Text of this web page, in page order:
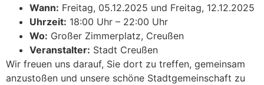
Wann: Freitag, 05.12.2025 und Freitag, 12.12.2025
Uhrzeit: 18:00 Uhr – 22:00 Uhr
Wo: Großer Zimmerplatz, Creußen
Veranstalter: Stadt Creußen
Wir freuen uns darauf, Sie dort zu treffen, gemeinsam
anzustoßen und unsere schöne Stadtgemeinschaft zu